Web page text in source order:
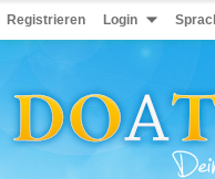
Registrieren Login